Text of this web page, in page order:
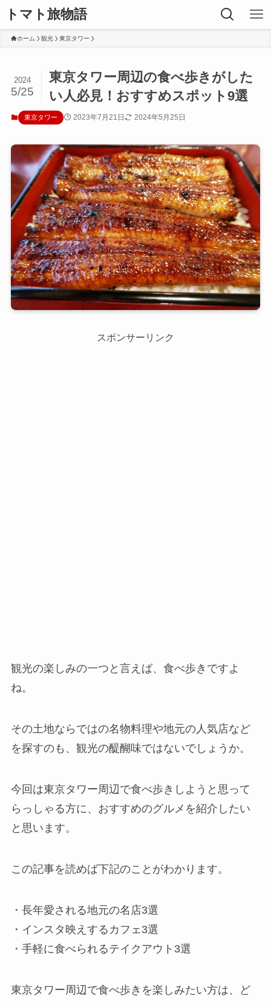
トマト旅物語
ホーム 観光 東京タワー
東京タワー周辺の食べ歩きがした
い人必見！おすすめスポット9選
2024
5/25
東京タワー 2023年7月21日 2024年5月25日
スポンサーリンク
観光の楽しみの一つと言えば、食べ歩きですよ
ね。
その土地ならではの名物料理や地元の人気店など
を探すのも、観光の醍醐味ではないでしょうか。
今回は東京タワー周辺で食べ歩きしようと思って
らっしゃる方に、おすすめのグルメを紹介したい
と思います。
この記事を読めば下記のことがわかります。
・長年愛される地元の名店3選
・インスタ映えするカフェ3選
・手軽に食べられるテイクアウト3選
東京タワー周辺で食べ歩きを楽しみたい方は、ど